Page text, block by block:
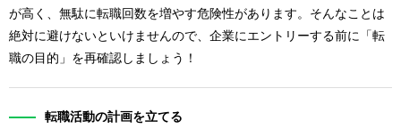
が高く、無駄に転職回数を増やす危険性があります。そんなことは
絶対に避けないといけませんので、企業にエントリーする前に「転
職の目的」を再確認しましょう！
転職活動の計画を立てる